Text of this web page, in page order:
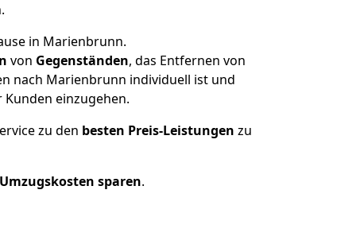
in Marienbrunn.
von Gegenständen, das Entfernen von
nach Marienbrunn individuell ist und
einzugehen.
zu den besten Preis-Leistungen zu
sparen.